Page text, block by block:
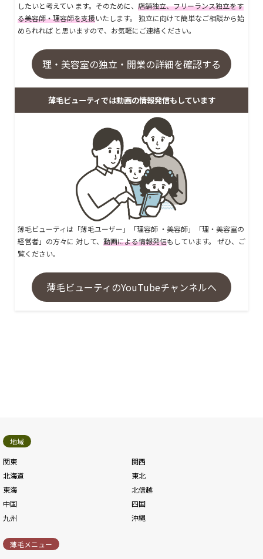
したいと考えてい ます。そのために、 店舗独立、フリーランス独立をす
る美容師・理容師を支援いたします。 独立に向けて簡単なご相談から始
められれば と思いますので、お気軽にご連絡ください。
理・美容室の独立・開業の詳細を確認する
薄毛ビューティでは動画の情報発信もしています
薄毛ビューティは「薄毛ユーザー」「理容師 ・美容師」「理・美容室の
経営者」の方々に 対して、 動画による情報発信もしています。 ぜひ、ご
覧ください。
薄毛ビューティのYouTubeチャンネルへ
地域
関東
関西
北海道
東北
東海
北信越
中国
四国
九州
沖縄
薄毛メニュー